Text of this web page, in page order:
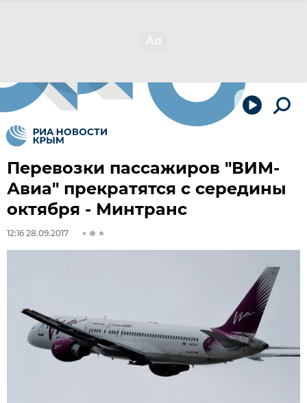
Перевозки пассажиров "ВИМ-
Авиа" прекратятся с середины
октября - Минтранс
12:16 28.09.2017